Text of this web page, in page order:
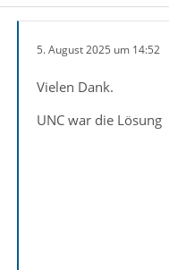
5. August 2025 um 14:52
Vielen Dank.
UNC war die Lösung